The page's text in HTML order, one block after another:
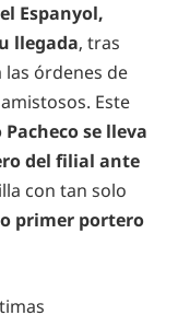
Espanyol,
llegada, tras
órdenes de
Este
se lleva
del filial ante
con tan solo
primer portero